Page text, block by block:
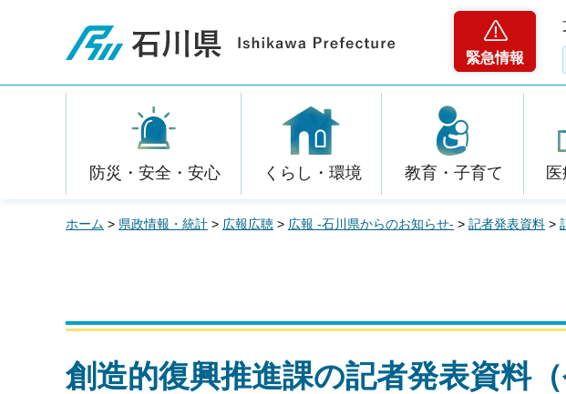
石川県
緊急情報
防災・安全・安心 くらし・環境 教育・子育て
ホーム > 県政情報・統計 > 広報広聴 > 広報 -石川県からのお知らせ- > 記者発表資料 >
創造的復興推進課の記者発表資料（